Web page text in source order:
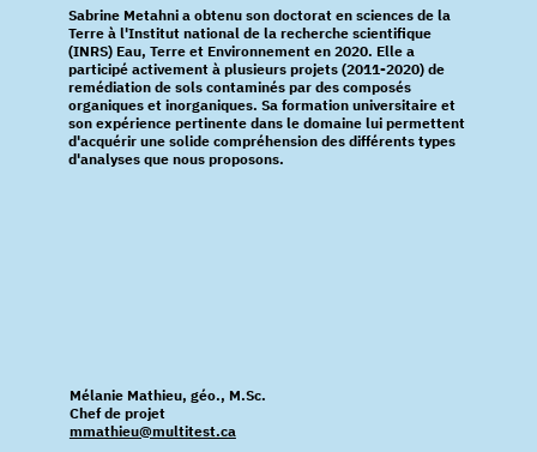
Sabrine Metahni a obtenu son doctorat en sciences de la
Terre à l'Institut national de la recherche scientifique
(INRS) Eau, Terre et Environnement en 2020. Elle a
participé activement à plusieurs projets (2011-2020) de
remédiation de sols contaminés par des composés
organiques et inorganiques. Sa formation universitaire et
son expérience pertinente dans le domaine lui permettent
d'acquérir une solide compréhension des différents types
d'analyses que nous proposons.
Mélanie Mathieu, géo., M.Sc.
Chef de projet
mmathieu@multitest.ca